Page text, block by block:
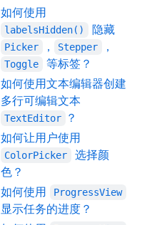
如何使用
labelsHidden() 隐藏
Picker ， Stepper ，
Toggle
等标签？
如何使用文本编辑器创建
多行可编辑文本
TextEditor
？
如何让用户使用
ColorPicker
选择颜
色？
如何使用
ProgressView
显示任务的进度？